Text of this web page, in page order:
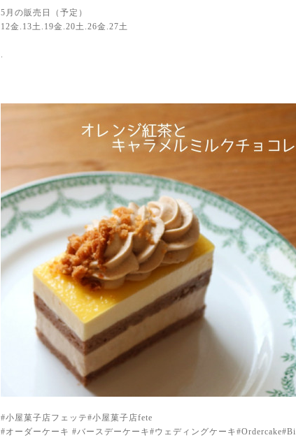
5月の販売日（予定）
12金.13土.19金.20土.26金.27土
.
#小屋菓子店フェッテ#小屋菓子店fete
#オーダーケーキ #バースデーケーキ#ウェディングケーキ